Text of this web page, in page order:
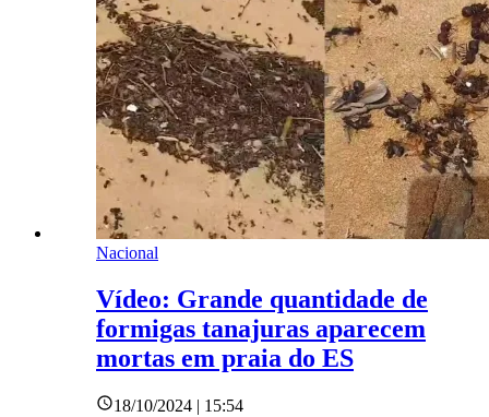
Nacional
Vídeo: Grande quantidade de
formigas tanajuras aparecem
mortas em praia do ES
18/10/2024 | 15:54